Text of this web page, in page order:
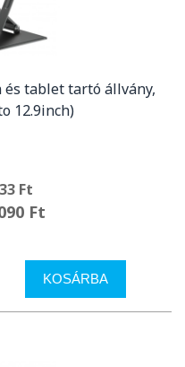
és tablet tartó állvány,
12.9inch)
Ft
Ft
KOSÁRBA